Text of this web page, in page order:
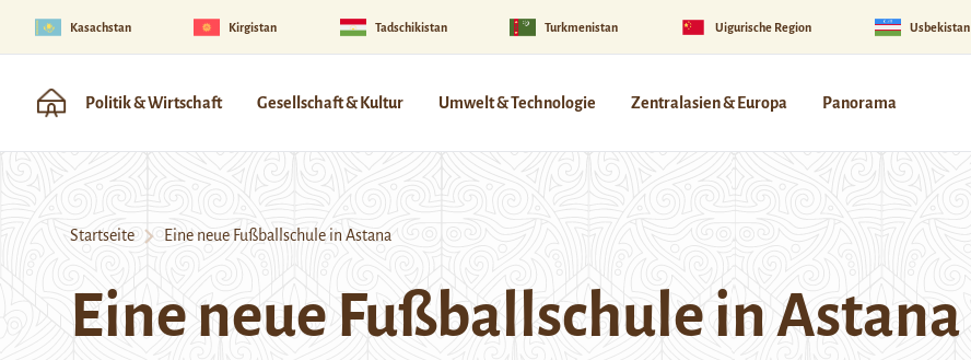
Kasachstan Kirgistan Tadschikistan Turkmenistan Uigurische Region Usbekistan
Politik & Wirtschaft Gesellschaft & Kultur Umwelt & Technologie Zentralasien & Europa Panorama
Startseite Eine neue Fußballschule in Astana
Eine neue Fußballschule in Astana